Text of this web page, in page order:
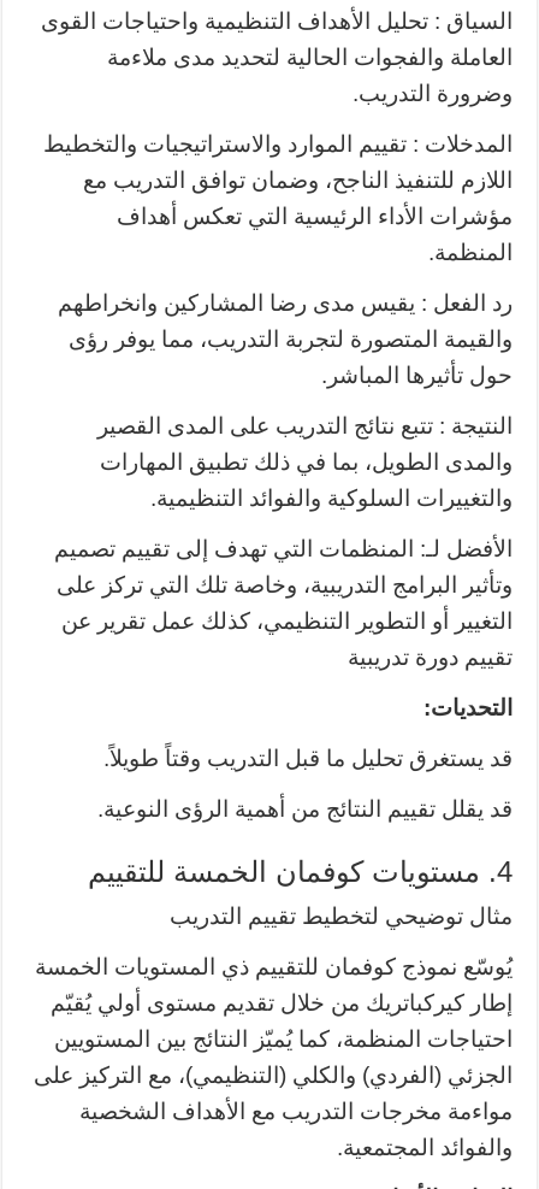
السياق : تحليل الأهداف التنظيمية واحتياجات القوى
العاملة والفجوات الحالية لتحديد مدى ملاءمة
وضرورة التدريب.
المدخلات : تقييم الموارد والاستراتيجيات والتخطيط
اللازم للتنفيذ الناجح، وضمان توافق التدريب مع
مؤشرات الأداء الرئيسية التي تعكس أهداف
المنظمة.
رد الفعل : يقيس مدى رضا المشاركين وانخراطهم
والقيمة المتصورة لتجربة التدريب، مما يوفر رؤى
حول تأثيرها المباشر.
النتيجة : تتبع نتائج التدريب على المدى القصير
والمدى الطويل، بما في ذلك تطبيق المهارات
والتغييرات السلوكية والفوائد التنظيمية.
الأفضل لـ: المنظمات التي تهدف إلى تقييم تصميم
وتأثير البرامج التدريبية، وخاصة تلك التي تركز على
التغيير أو التطوير التنظيمي، كذلك عمل تقرير عن
تقييم دورة تدريبية
التحديات:
قد يستغرق تحليل ما قبل التدريب وقتاً طويلاً.
قد يقلل تقييم النتائج من أهمية الرؤى النوعية.
4. مستويات كوفمان الخمسة للتقييم
مثال توضيحي لتخطيط تقييم التدريب
يُوسّع نموذج كوفمان للتقييم ذي المستويات الخمسة
إطار كيركباتريك من خلال تقديم مستوى أولي يُقيّم
احتياجات المنظمة، كما يُميّز النتائج بين المستويين
الجزئي (الفردي) والكلي (التنظيمي)، مع التركيز على
مواءمة مخرجات التدريب مع الأهداف الشخصية
والفوائد المجتمعية.